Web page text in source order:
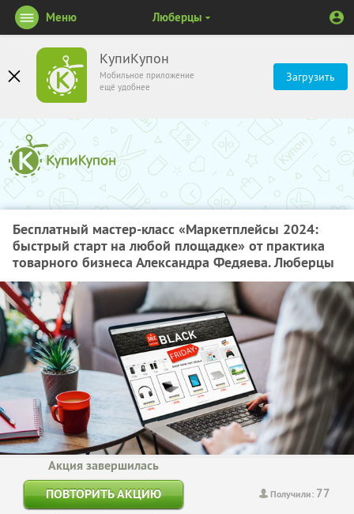
КупиКупон
Мобильное приложение
ещё удобнее
Загрузить
Меню Люберцы
Бесплатный мастер-класс «Маркетплейсы 2024:
быстрый старт на любой площадке» от практика
товарного бизнеса Александра Федяева. Люберцы
Получили: 77
Акция завершилась
ПОВТОРИТЬ АКЦИЮ